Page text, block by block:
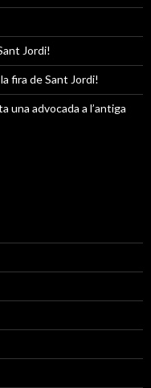
Jordi!
fira de Sant Jordi!
una advocada a l’antiga